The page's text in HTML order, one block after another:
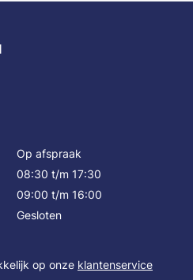
Op afspraak
08:30 t/m 17:30
09:00 t/m 16:00
Gesloten
op onze klantenservice